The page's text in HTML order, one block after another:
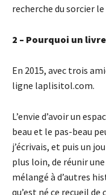
recherche du sorcier
2 – Pourquoi un
En 2015, avec trois
ligne laplisitol.com.
L’envie d’avoir un
beau et le pas-beau
j’écrivais, et puis un
plus loin, de réunir
mélangé à d’autres
qu’est né ce recueil